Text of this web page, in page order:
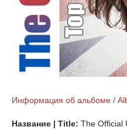
Информация об альбоме /
Название | Title: The Official